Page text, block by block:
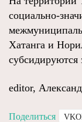
социально-
Хатанга и
субсидируются
editor,
Поделиться